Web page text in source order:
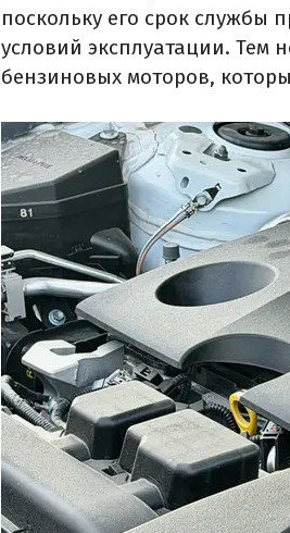
поскольку его срок службы
условий эксплуатации. Тем
бензиновых моторов,